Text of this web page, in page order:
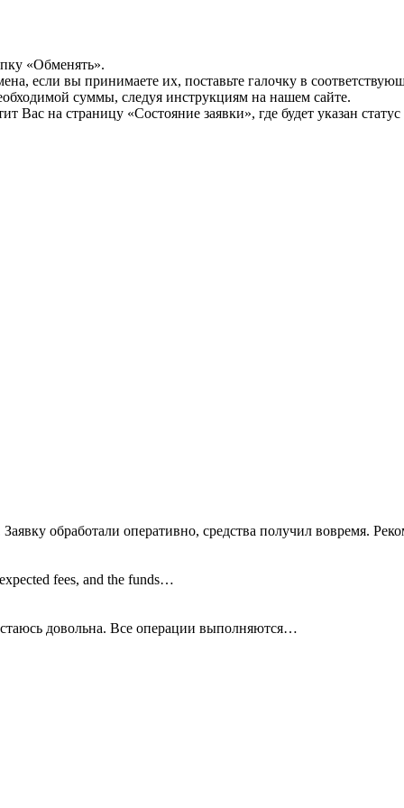
«Обменять».
если вы принимаете их, поставьте галочку в
суммы, следуя инструкциям на нашем сайте.
Вас на страницу «Состояние заявки», где будет указан
обработали оперативно, средства получил вовремя.
fees, and the funds…
довольна. Все операции выполняются…